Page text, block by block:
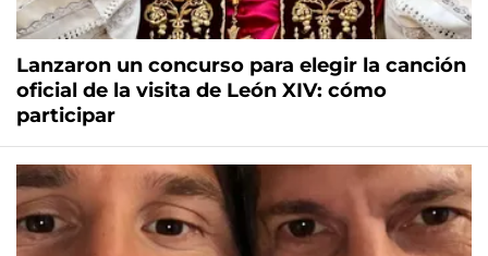
Lanzaron un concurso para elegir la canción
oficial de la visita de León XIV: cómo
participar